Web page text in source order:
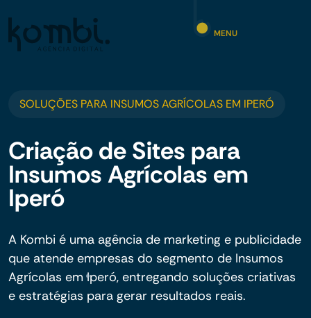
MENU
SOLUÇÕES PARA INSUMOS AGRÍCOLAS EM IPERÓ
Criação de Sites para
Insumos Agrícolas em
Iperó
A Kombi é uma agência de marketing e publicidade
que atende empresas do segmento de Insumos
Agrícolas em Iperó, entregando soluções criativas
e estratégias para gerar resultados reais.